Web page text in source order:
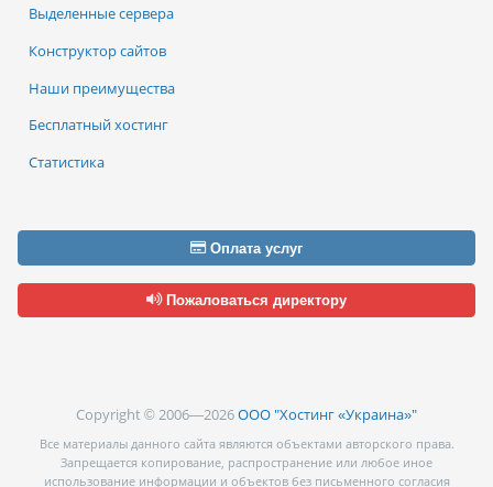
Выделенные сервера
Конструктор сайтов
Наши преимущества
Бесплатный хостинг
Статистика
Оплата услуг
Пожаловаться директору
Copyright © 2006—2026ООО "Хостинг «Украина»"
Все материалы данного сайта являются объектами авторского права.
Запрещается копирование, распространение или любое иное
использование информации и объектов без письменного согласия